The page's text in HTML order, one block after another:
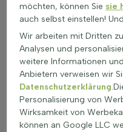
bloßen Wurzeln sollten im
werden. Die
hängen von der Art, der
Wachstumsrate ab.
pro Meter oder
Produktseite zu finden.
entscheidend für das
Gartenpflanzen. Der
nährstoffreich sein. Vor
Boden gut zu lockern und
möchten, können Sie sie
auch selbst einstellen!
Wir arbeiten mit Dritten
Analysen und
weitere Informationen
Anbietern verweisen wir
Datenschutzerklärung
Personalisierung von
Wirksamkeit von
können an Google LLC